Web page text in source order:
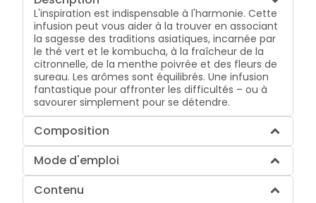
L'inspiration est indispensable à l'harmonie. Cette
infusion peut vous aider à la trouver en associant
la sagesse des traditions asiatiques, incarnée par
le thé vert et le kombucha, à la fraîcheur de la
citronnelle, de la menthe poivrée et des fleurs de
sureau. Les arômes sont équilibrés. Une infusion
fantastique pour affronter les difficultés – ou à
savourer simplement pour se détendre.
Composition
Mode d'emploi
Contenu